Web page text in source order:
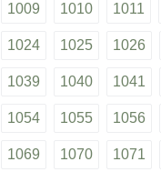
1009 1010 1011
1024 1025 1026
1039 1040 1041
1054 1055 1056
1069 1070 1071